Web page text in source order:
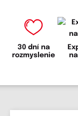
30 dní na
rozmyslenie